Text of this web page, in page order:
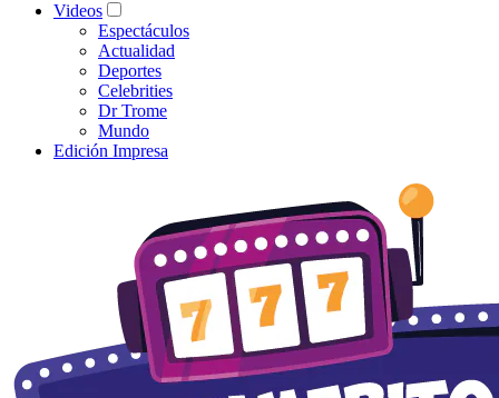
Videos
Espectáculos
Actualidad
Deportes
Celebrities
Dr Trome
Mundo
Edición Impresa